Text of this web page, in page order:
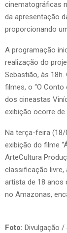
cinematográficas
da apresentação
proporcionando
A programação
realização do
Sebastião, às
filmes, o “O Conto
dos cineastas
exibição ocorre
Na terça-feira (18/
exibição do filme
ArteCultura
classificação livre,
artista de 18 anos
no Amazonas,
Foto: Divulgação /